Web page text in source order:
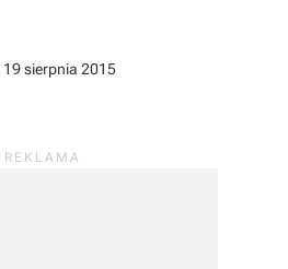
19 sierpnia 2015